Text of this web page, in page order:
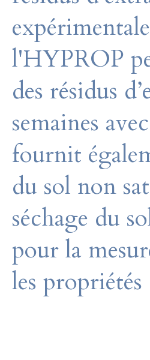
l'HYPROP
des résidus
semaines
fournit
du sol non
séchage du
pour la
les